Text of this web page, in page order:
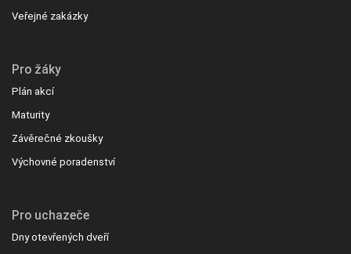
Veřejné zakázky
Pro žáky
Plán akcí
Maturity
Závěrečné zkoušky
Výchovné poradenství
Pro uchazeče
Dny otevřených dveří